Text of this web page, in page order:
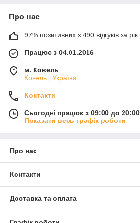
Про нас
97% позитивних з 490 відгуків за рік
Працює з 04.01.2016
м. Ковель
Ковель , Україна
Контакти
Сьогодні працює з 09:00 до 20:00
Показати весь графік роботи
Про нас
Контакти
Доставка та оплата